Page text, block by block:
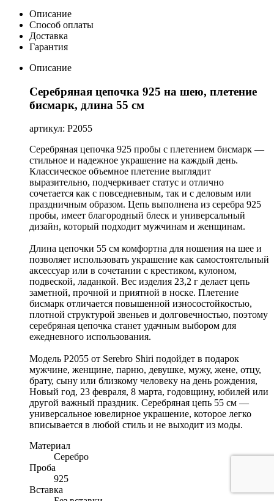
Описание
Способ оплаты
Доставка
Гарантия
Описание
Серебряная цепочка 925 на шею, плетение
бисмарк, длина 55 см
артикул: Р2055
Серебряная цепочка 925 пробы с плетением бисмарк —
стильное и надежное украшение на каждый день.
Классическое объемное плетение выглядит
выразительно, подчеркивает статус и отлично
сочетается как с повседневным, так и с деловым или
праздничным образом. Цепь выполнена из серебра 925
пробы, имеет благородный блеск и универсальный
дизайн, который подходит мужчинам и женщинам.
Длина цепочки 55 см комфортна для ношения на шее и
позволяет использовать украшение как самостоятельный
аксессуар или в сочетании с крестиком, кулоном,
подвеской, ладанкой. Вес изделия 23,2 г делает цепь
заметной, прочной и приятной в носке. Плетение
бисмарк отличается повышенной износостойкостью,
плотной структурой звеньев и долговечностью, поэтому
серебряная цепочка станет удачным выбором для
ежедневного использования.
Модель Р2055 от Serebro Shiri подойдет в подарок
мужчине, женщине, парню, девушке, мужу, жене, отцу,
брату, сыну или близкому человеку на день рождения,
Новый год, 23 февраля, 8 марта, годовщину, юбилей или
другой важный праздник. Серебряная цепь 55 см —
универсальное ювелирное украшение, которое легко
вписывается в любой стиль и не выходит из моды.
Материал
Серебро
Проба
925
Вставка